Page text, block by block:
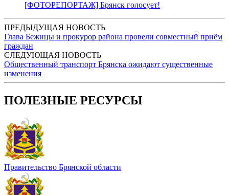
[ФОТОРЕПОРТАЖ] Брянск голосует!
ПРЕДЫДУЩАЯ НОВОСТЬ
Глава Бежицы и прокурор района провели совместный приём
граждан
СЛЕДУЮЩАЯ НОВОСТЬ
Общественный транспорт Брянска ожидают существенные
изменения
ПОЛЕЗНЫЕ РЕСУРСЫ
Правительство Брянской области